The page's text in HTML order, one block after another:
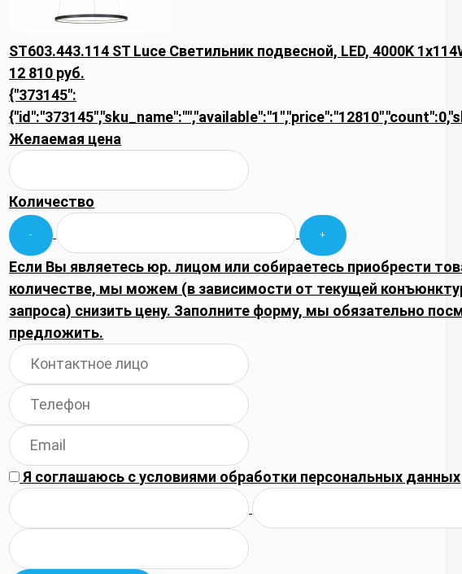
ST603.443.114 ST Luce Светильник подвесной, LED, 4000K
12 810 руб.
{"373145":
Желаемая цена
Количество
Если Вы являетесь юр. лицом или собираетесь приобрести
количестве, мы можем (в зависимости от текущей
запроса) снизить цену. Заполните форму, мы обязательно
предложить.
Я соглашаюсь сусловиями обработки персональных данных